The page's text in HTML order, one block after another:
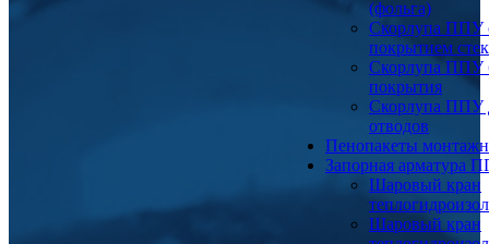
(фольга)
Скорлупа ППУ
покрытием
Скорлупа ППУ
покрытия
Скорлупа ППУ
отводов
Пенопакеты
Запорная арматура
Шаровый кран
Шаровый кран